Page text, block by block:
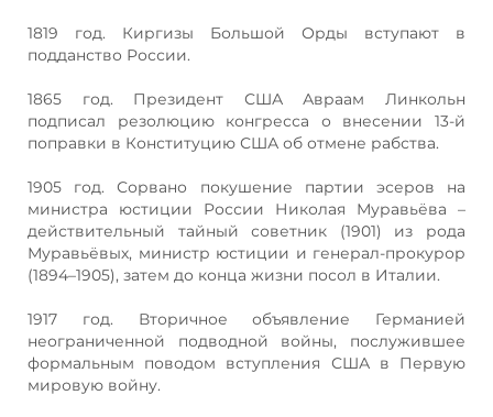
1819 год. Киргизы Большой Орды вступают в
подданство России.
1865 год. Президент США Авраам Линкольн
подписал резолюцию конгресса о внесении 13-й
поправки в Конституцию США об отмене рабства.
1905 год. Сорвано покушение партии эсеров на
министра юстиции России Николая Муравьёва –
действительный тайный советник (1901) из рода
Муравьёвых, министр юстиции и генерал-прокурор
(1894–1905), затем до конца жизни посол в Италии.
1917 год. Вторичное объявление Германией
неограниченной подводной войны, послужившее
формальным поводом вступления США в Первую
мировую войну.